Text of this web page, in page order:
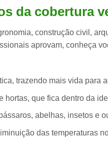
da cobertura
construção civil,
aprovam, conheça
, trazendo mais vida para
hortas, que fica dentro da
abelhas, insetos e
das temperaturas